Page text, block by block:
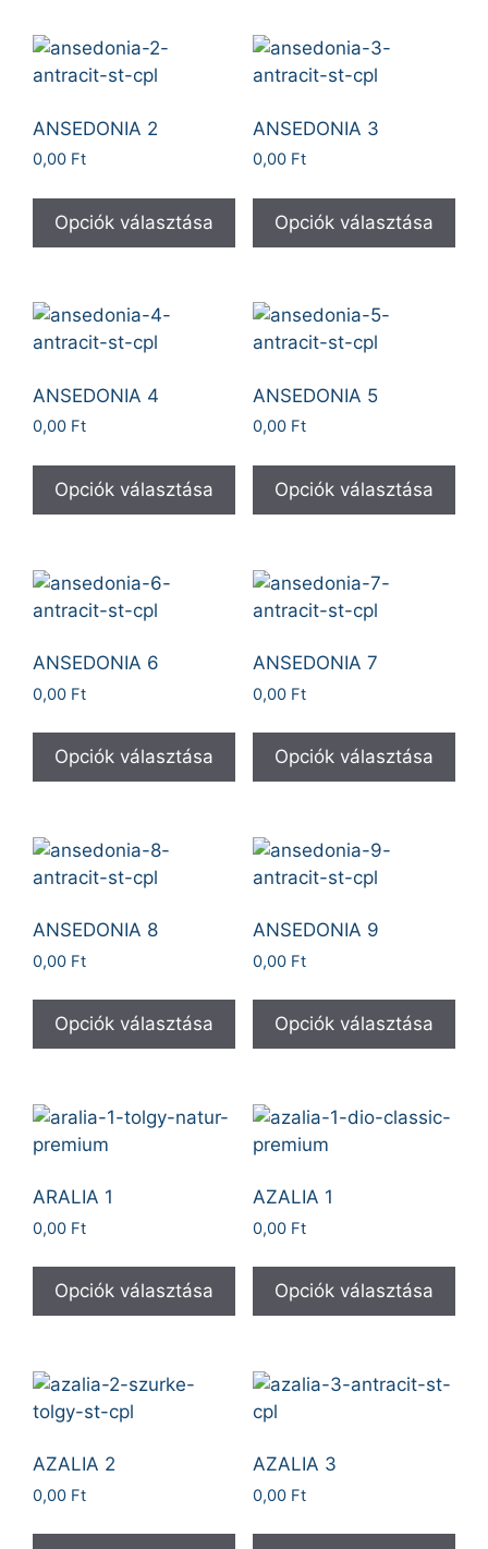
ANSEDONIA 2
0,00 Ft
Opciók választása
ANSEDONIA 3
0,00 Ft
Opciók választása
ANSEDONIA 4
0,00 Ft
Opciók választása
ANSEDONIA 5
0,00 Ft
Opciók választása
ANSEDONIA 6
0,00 Ft
Opciók választása
ANSEDONIA 7
0,00 Ft
Opciók választása
ANSEDONIA 8
0,00 Ft
Opciók választása
ANSEDONIA 9
0,00 Ft
Opciók választása
ARALIA 1
0,00 Ft
Opciók választása
AZALIA 1
0,00 Ft
Opciók választása
AZALIA 2
0,00 Ft
AZALIA 3
0,00 Ft